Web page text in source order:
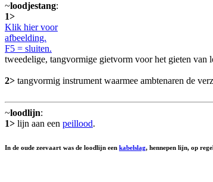
~loodjestang:
1>
Klik hier voor
afbeelding.
F5 = sluiten.
tweedelige, tangvormige gietvorm voor het gieten van
2> tangvormig instrument waarmee ambtenaren de
~loodlijn:
1> lijn aan een peillood.
In de oude zeevaart was de loodlijn een kabelslag, hennepen lijn, op